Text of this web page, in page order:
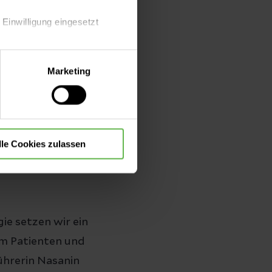
eingesetzt
Auswahl hinsichtlich der
Verwendung aller Cookies
Marketing
Cookies zulassen
mit
sagt Ibrahim
setzen wir ein
Patienten und
Nasanin